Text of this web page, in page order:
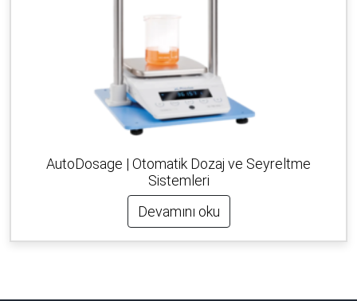
AutoDosage | Otomatik Dozaj ve Seyreltme
Sistemleri
Devamını oku